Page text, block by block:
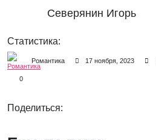
Северянин Игорь
Статистика:
Романтика 17 ноября, 2023
0
Поделиться: